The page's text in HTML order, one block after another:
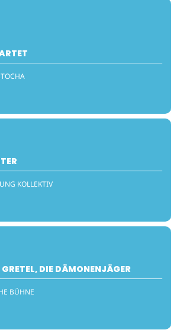
KOLLEKTIV
DIE DÄMONENJÄGER
BÜHNE